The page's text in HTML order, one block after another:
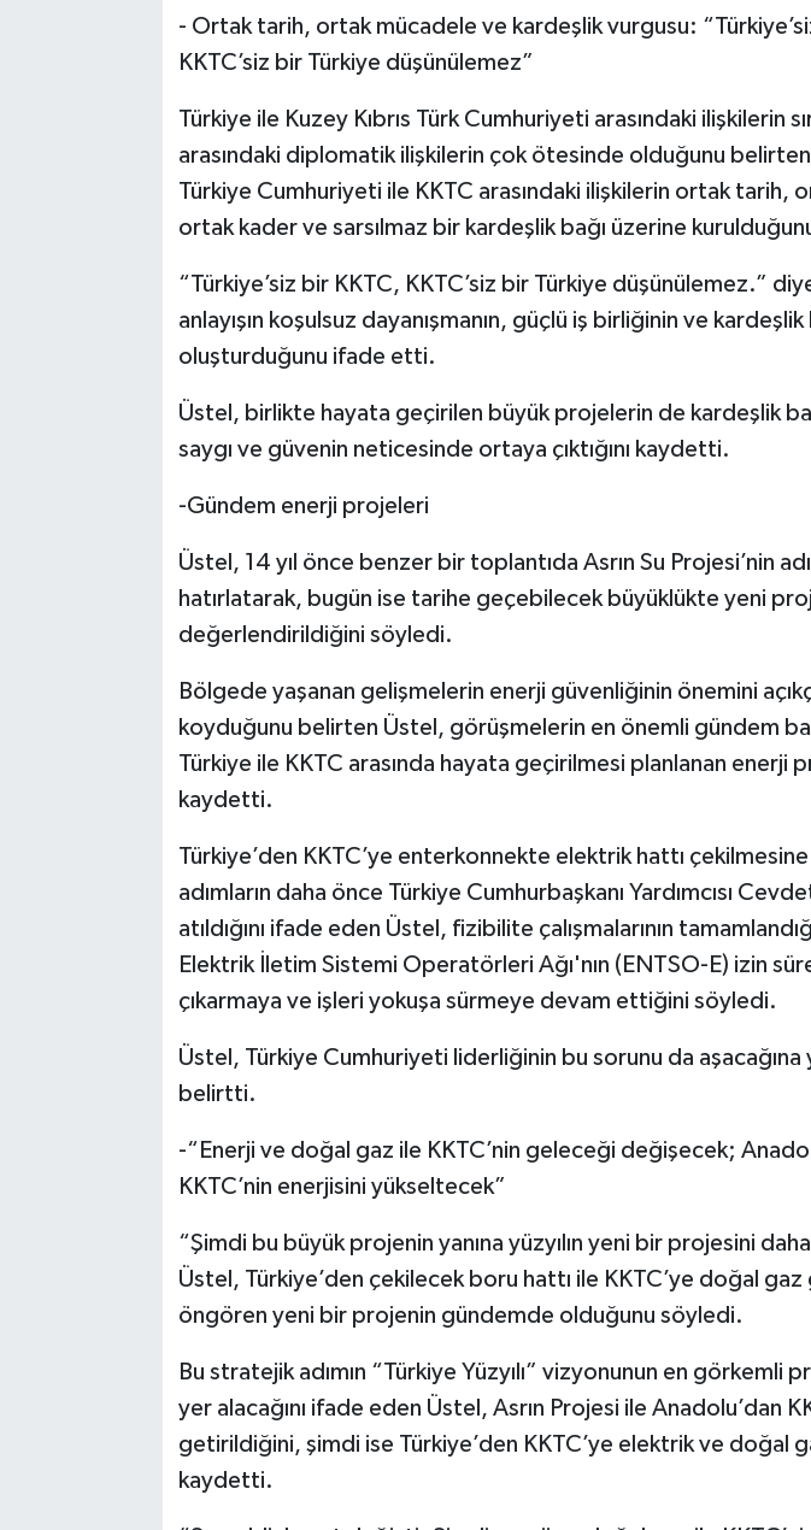
- Ortak tarih, ortak mücadele ve kardeşlik vurgusu:
KKTC’siz bir Türkiye düşünülemez”
Türkiye ile Kuzey Kıbrıs Türk Cumhuriyeti arasındaki ilişkilerin
arasındaki diplomatik ilişkilerin çok ötesinde olduğunu
Türkiye Cumhuriyeti ile KKTC arasındaki ilişkilerin ortak tarih,
ortak kader ve sarsılmaz bir kardeşlik bağı üzerine
“Türkiye’siz bir KKTC, KKTC’siz bir Türkiye düşünülemez.”
anlayışın koşulsuz dayanışmanın, güçlü iş birliğinin ve
oluşturduğunu ifade etti.
Üstel, birlikte hayata geçirilen büyük projelerin de kardeşlik
saygı ve güvenin neticesinde ortaya çıktığını kaydetti.
-Gündem enerji projeleri
Üstel, 14 yıl önce benzer bir toplantıda Asrın Su Projesi’nin
hatırlatarak, bugün ise tarihe geçebilecek büyüklükte yeni
değerlendirildiğini söyledi.
Bölgede yaşanan gelişmelerin enerji güvenliğinin önemini
koyduğunu belirten Üstel, görüşmelerin en önemli gündem
Türkiye ile KKTC arasında hayata geçirilmesi planlanan enerji
kaydetti.
Türkiye’den KKTC’ye enterkonnekte elektrik hattı
adımların daha önce Türkiye Cumhurbaşkanı Yardımcısı
atıldığını ifade eden Üstel, fizibilite çalışmalarının
Elektrik İletim Sistemi Operatörleri Ağı'nın (ENTSO-E) izin
çıkarmaya ve işleri yokuşa sürmeye devam ettiğini söyledi.
Üstel, Türkiye Cumhuriyeti liderliğinin bu sorunu da aşacağına
belirtti.
-“Enerji ve doğal gaz ile KKTC’nin geleceği değişecek;
KKTC’nin enerjisini yükseltecek”
“Şimdi bu büyük projenin yanına yüzyılın yeni bir projesini
Üstel, Türkiye’den çekilecek boru hattı ile KKTC’ye doğal
öngören yeni bir projenin gündemde olduğunu söyledi.
Bu stratejik adımın “Türkiye Yüzyılı” vizyonunun en görkemli
yer alacağını ifade eden Üstel, Asrın Projesi ile Anadolu’dan
getirildiğini, şimdi ise Türkiye’den KKTC’ye elektrik ve doğal
kaydetti.